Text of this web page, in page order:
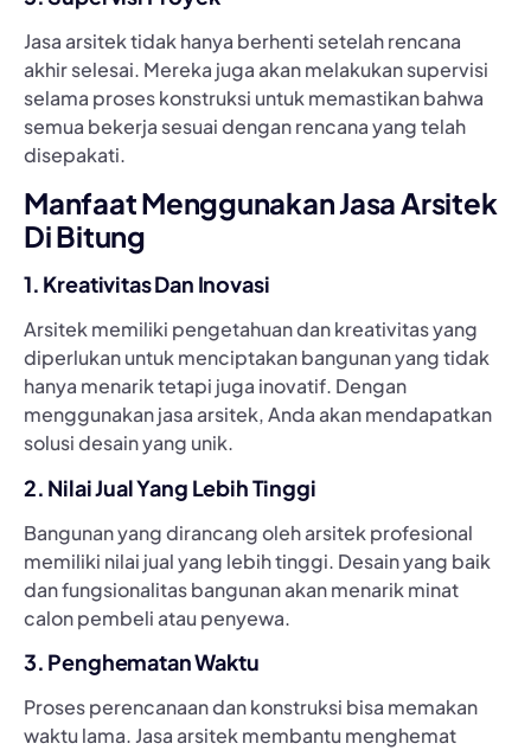
Jasa arsitek tidak hanya berhenti setelah rencana
akhir selesai. Mereka juga akan melakukan supervisi
selama proses konstruksi untuk memastikan bahwa
semua bekerja sesuai dengan rencana yang telah
disepakati.
Manfaat Menggunakan Jasa Arsitek
Di Bitung
1. Kreativitas Dan Inovasi
Arsitek memiliki pengetahuan dan kreativitas yang
diperlukan untuk menciptakan bangunan yang tidak
hanya menarik tetapi juga inovatif. Dengan
menggunakan jasa arsitek, Anda akan mendapatkan
solusi desain yang unik.
2. Nilai Jual Yang Lebih Tinggi
Bangunan yang dirancang oleh arsitek profesional
memiliki nilai jual yang lebih tinggi. Desain yang baik
dan fungsionalitas bangunan akan menarik minat
calon pembeli atau penyewa.
3. Penghematan Waktu
Proses perencanaan dan konstruksi bisa memakan
waktu lama. Jasa arsitek membantu menghemat